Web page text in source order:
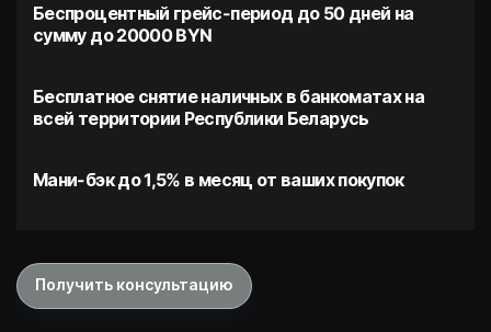
Беспроцентный грейс-период до 50 дней на
сумму до 20000 BYN
Бесплатное снятие наличных в банкоматах на
всей территории Республики Беларусь
Мани-бэк до 1,5% в месяц от ваших покупок
Получить консультацию